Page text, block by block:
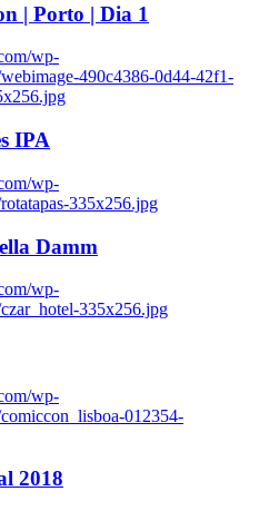
| Porto | Dia 1
wp-
490c4386-0d44-42f1-
IPA
wp-
335x256.jpg
Damm
wp-
335x256.jpg
wp-
012354-
2018